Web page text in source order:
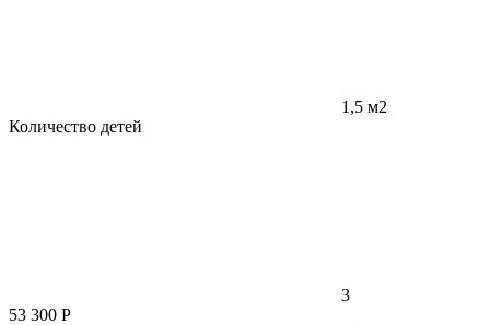
1,5 м2
Количество детей
3
53 300 Р